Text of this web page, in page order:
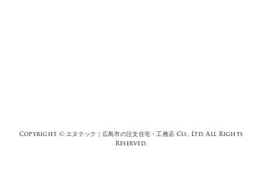
Copyright ©エヌテック｜広島市の注文住宅・工務店 Co., Ltd. All Rights
Reserved.